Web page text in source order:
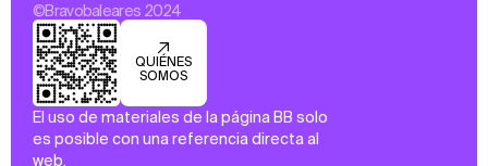
©Bravobaleares 2024
QUIÉNES
SOMOS
El uso de materiales de la página BB solo
es posible con una referencia directa al
web.